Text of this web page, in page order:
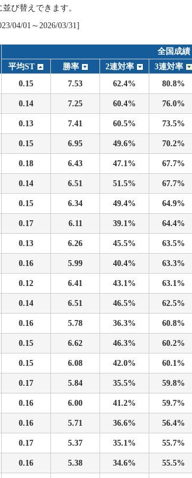
び替えできます。
04/01～2026/03/31]
全国成績
平均ST
勝率 2連対率 3連対率
0.15 7.53 62.4% 80.8%
0.14 7.25 60.4% 76.0%
0.13 7.41 60.5% 73.5%
0.15 6.95 49.6% 70.2%
0.18 6.43 47.1% 67.7%
0.14 6.51 51.5% 67.7%
0.15 6.34 49.4% 64.9%
0.17 6.11 39.1% 64.4%
0.13 6.26 45.5% 63.5%
0.16 5.99 40.4% 63.3%
0.12 6.41 43.1% 63.1%
0.14 6.51 46.5% 62.5%
0.16 5.78 36.3% 60.8%
0.15 6.62 46.3% 60.2%
0.15 6.08 42.0% 60.1%
0.17 5.84 35.5% 59.8%
0.16 6.00 41.2% 59.7%
0.16 5.71 36.6% 56.4%
0.17 5.37 35.1% 55.7%
0.16 5.38 34.6% 55.5%